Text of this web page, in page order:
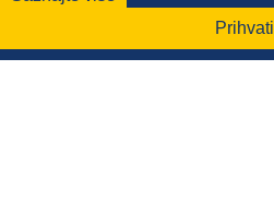
Prihvati